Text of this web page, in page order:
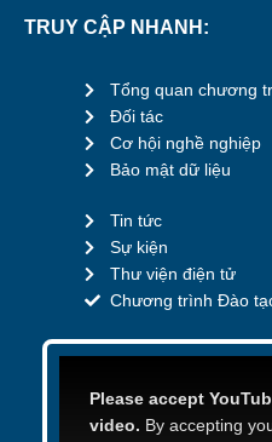
TRUY CẬP NHANH:
Tổng quan chương
Đối tác
Cơ hội nghề nghiệp
Bảo mật dữ liệu
Tin tức
Sự kiện
Thư viện điện tử
Chương trình Đào
Please accept
video. By accepting